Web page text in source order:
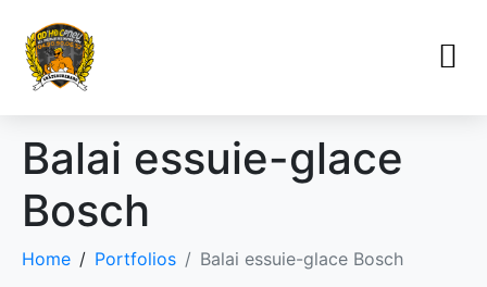
Balai essuie-glace
Bosch
Home Portfolios Balai essuie-glace Bosch